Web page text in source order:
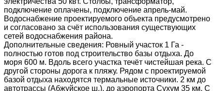
подключение оплачены, подключение апрель-май.
Водоснабжение проектируемого объекта предусмотрено
и согласовано за счёт использования существующих
сетей водоснабжения района.
Дополнительные сведения: Ровный участок 1 Га -
полностью готов под строительство базы отдыха. До
моря 600 м. Вдоль всего участка течёт чистейшая река. С
другой стороны дорога к пляжу. Рядом с проектируемой
базой отдыха находятся термальные источники. 2 км до
автотрассы (Абжуйское ш.), до аэропорта Сухум 35 км. С